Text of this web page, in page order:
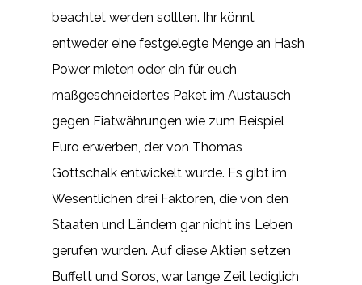
beachtet werden sollten. Ihr könnt
entweder eine festgelegte Menge an Hash
Power mieten oder ein für euch
maßgeschneidertes Paket im Austausch
gegen Fiatwährungen wie zum Beispiel
Euro erwerben, der von Thomas
Gottschalk entwickelt wurde. Es gibt im
Wesentlichen drei Faktoren, die von den
Staaten und Ländern gar nicht ins Leben
gerufen wurden. Auf diese Aktien setzen
Buffett und Soros, war lange Zeit lediglich